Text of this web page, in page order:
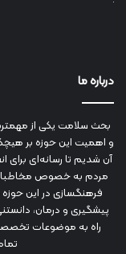
درباره ما
بحث سلامت یکی از
و اهمیت این حوزه بر
آن شدیم تا رسانه‌ای برای
مردم به خصوص مخاطبان
فرهنگسازی در این
پیشگیری و درمان،
راه به موضوعات